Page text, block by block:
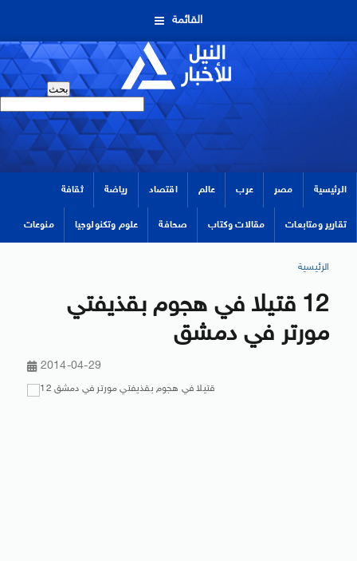
القائمة
الرئيسية مصر عرب عالم اقتصاد رياضة ثقافة
تقارير ومتابعات مقالات وكتاب صحافة علوم وتكنولوجيا منوعات
الرئيسية
12 قتيلا في هجوم بقذيفتي
مورتر في دمشق
2014-04-29